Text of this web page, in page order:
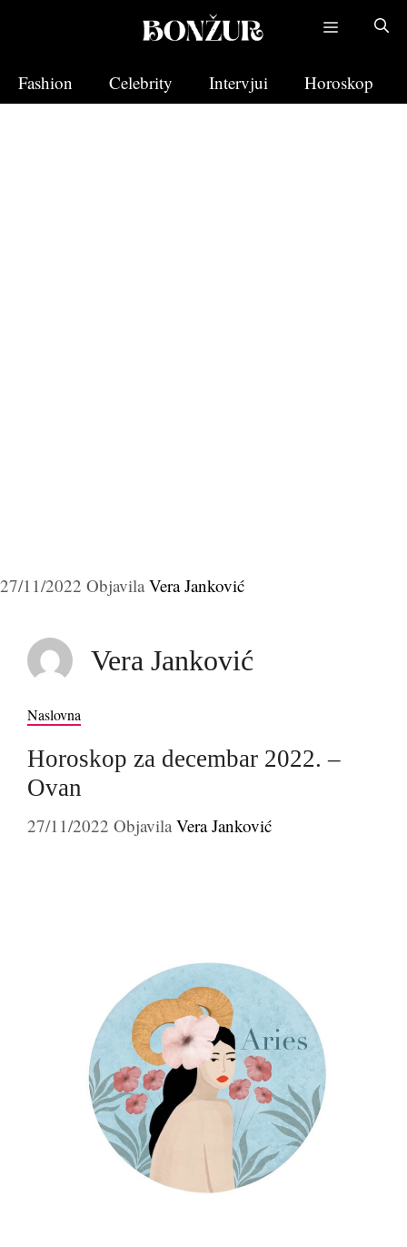
Fashion
Celebrity Intervjui Horoskop
27/11/2022 Objavila Vera Janković
Vera Janković
Naslovna
Horoskop za decembar 2022. –
Ovan
27/11/2022 Objavila Vera Janković